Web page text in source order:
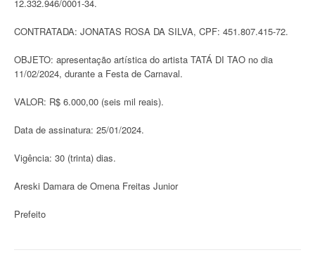
12.332.946/0001-34.
CONTRATADA: JONATAS ROSA DA SILVA, CPF: 451.807.415-72.
OBJETO: apresentação artística do artista TATÁ DI TAO no dia
11/02/2024, durante a Festa de Carnaval.
VALOR: R$ 6.000,00 (seis mil reais).
Data de assinatura: 25/01/2024.
Vigência: 30 (trinta) dias.
Areski Damara de Omena Freitas Junior
Prefeito